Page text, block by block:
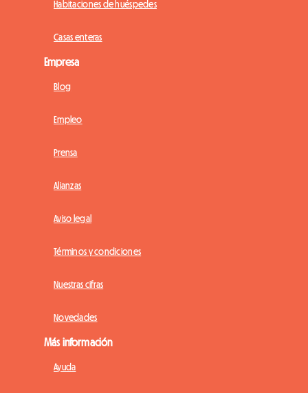
Habitaciones de huéspedes
Casas enteras
Empresa
Blog
Empleo
Prensa
Alianzas
Aviso legal
Términos y condiciones
Nuestras cifras
Novedades
Más información
Ayuda